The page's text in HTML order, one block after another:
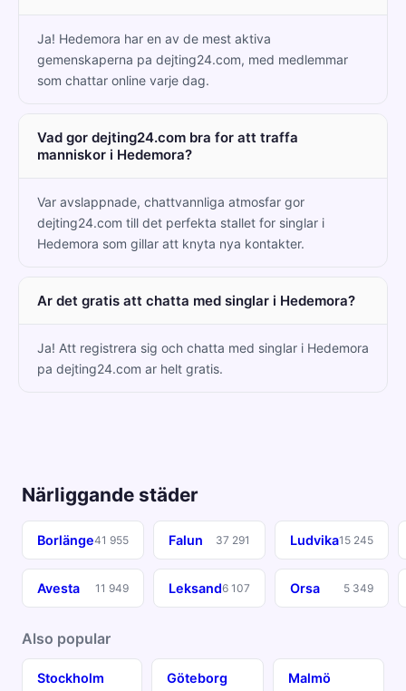
Ja! Hedemora har en av de mest aktiva
gemenskaperna pa dejting24.com, med medlemmar
som chattar online varje dag.
Vad gor dejting24.com bra for att traffa
manniskor i Hedemora?
Var avslappnade, chattvannliga atmosfar gor
dejting24.com till det perfekta stallet for singlar i
Hedemora som gillar att knyta nya kontakter.
Ar det gratis att chatta med singlar i Hedemora?
Ja! Att registrera sig och chatta med singlar i Hedemora
pa dejting24.com ar helt gratis.
Närliggande städer
Borlänge41 955 Falun 37 291 Ludvika15 245
Avesta 11 949 Leksand6 107 Orsa 5 349
Also popular
Stockholm Göteborg Malmö